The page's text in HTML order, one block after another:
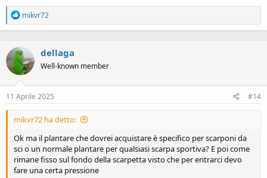
R
e
a
t
i
o
n
:
mikvr72
dellaga
Well-known member
11 Aprile 2025 #14
mikvr72 ha detto:
Ok ma il plantare che dovrei acquistare è specifico per scarponi da
sci o un normale plantare per qualsiasi scarpa sportiva? E poi come
rimane fisso sul fondo della scarpetta visto che per entrarci devo
fare una certa pressione